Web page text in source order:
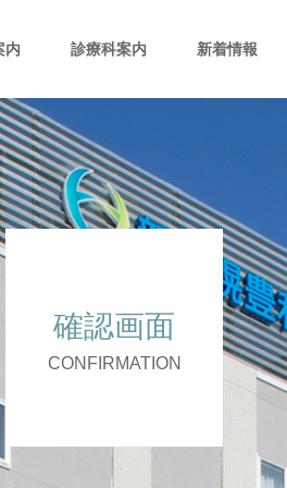
内 診療科案内 新着情報
確認画面
CONFIRMATION